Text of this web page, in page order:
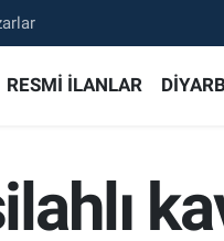
RESMİ İLANLAR